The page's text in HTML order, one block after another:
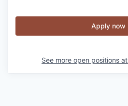
Apply now
See more open positions at